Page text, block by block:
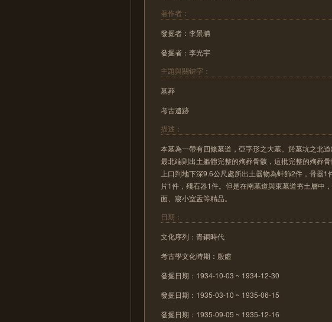
著作者：
發掘者：李景聃
發掘者：李光宇
主題與關鍵字：
墓葬
考古遺跡
描述：
本墓為一帶有四條墓道，亞字形之大墓。於墓坑之北
最北端則出土軀體完整的殉葬骨骸，這批完整的殉葬
上口到地下深9.6公尺處所出土器物為蚌飾2件，骨器
片1件，殘石器1件。但是在南墓道與東墓道夯土層中
面、寢小室盂等精品。
日期：
文化序列：青銅時代
考古學文化時期：殷虛
發掘日期：1934-10-03 ~ 1934-12-30
發掘日期：1935-03-10 ~ 1935-06-15
發掘日期：1935-09-05 ~ 1935-12-16